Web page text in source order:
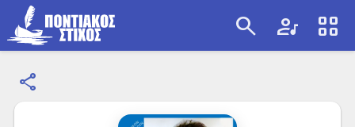
search artist view_cozy
share